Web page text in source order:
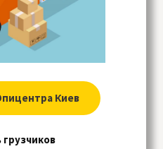
Киев
грузчиков